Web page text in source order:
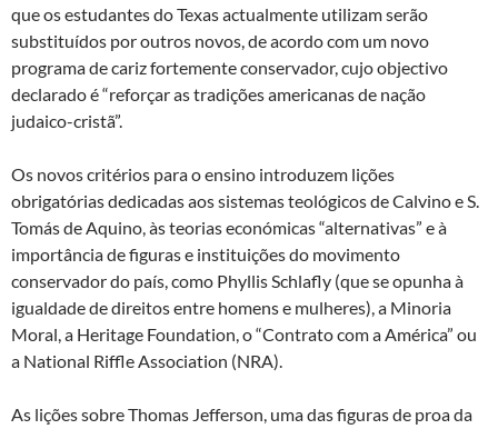
que os estudantes do Texas actualmente utilizam serão
substituídos por outros novos, de acordo com um novo
programa de cariz fortemente conservador, cujo objectivo
declarado é “reforçar as tradições americanas de nação
judaico-cristã”.
Os novos critérios para o ensino introduzem lições
obrigatórias dedicadas aos sistemas teológicos de Calvino e S.
Tomás de Aquino, às teorias económicas “alternativas” e à
importância de figuras e instituições do movimento
conservador do país, como Phyllis Schlafly (que se opunha à
igualdade de direitos entre homens e mulheres), a Minoria
Moral, a Heritage Foundation, o “Contrato com a América” ou
a National Riffle Association (NRA).
As lições sobre Thomas Jefferson, uma das figuras de proa da